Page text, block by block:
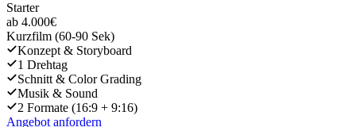
Starter
ab 4.000€
Kurzfilm (60-90 Sek)
Konzept & Storyboard
1 Drehtag
Schnitt & Color Grading
Musik & Sound
2 Formate (16:9 + 9:16)
Angebot anfordern